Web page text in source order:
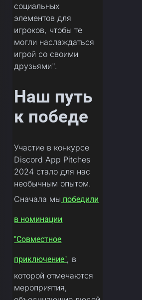
социальных
элементов для
игроков, чтобы те
могли наслаждаться
игрой со своими
друзьями".
Наш путь
к победе
Участие в конкурсе
Discord App Pitches
2024 стало для нас
необычным опытом.
Сначала мы победили
в номинации
"Совместное
приключение", в
которой отмечаются
мероприятия,